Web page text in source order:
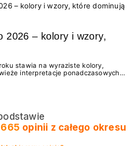
eksplorowanie i kolekcjonowanie
przygotowaliśmy coś absolutnie
z wakacje.pl oraz dawkę
2026 – kolory i wzory,
stawia na wyraziste kolory,
interpretacje ponadczasowych
odcieni inspirowanych wakacjami, jak
swojego manicure!
opinii z całego okresu